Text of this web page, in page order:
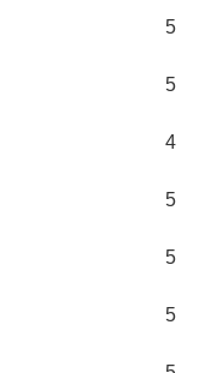
5
5
4
5
5
5